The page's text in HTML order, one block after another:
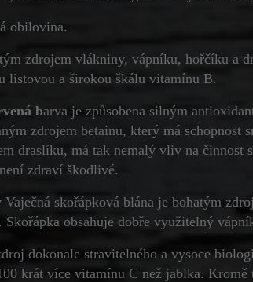
obilovina.
zdrojem vlákniny, vápníku, hořčíku a
listovou a širokou škálu vitamínu B.
barva je způsobena silným
zdrojem betainu, který má schopnost
draslíku, má tak nemalý vliv na činnost
zdraví škodlivé.
Vaječná skořápková blána je bohatým
obsahuje dobře využitelný
dokonale stravitelného a vysoce
krát více vitamínu C než jablka.